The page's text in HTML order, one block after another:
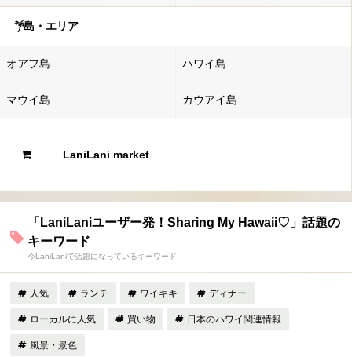
島・エリア
オアフ島 ハワイ島
マウイ島 カウアイ島
LaniLani market
「LaniLaniユーザー発！Sharing My Hawaii♡」話題の
キーワード
今LaniLaniで話題になっているキーワード
人気 ランチ ワイキキ ディナー
ローカルに人気 買い物 日本のハワイ関連情報
風景・景色